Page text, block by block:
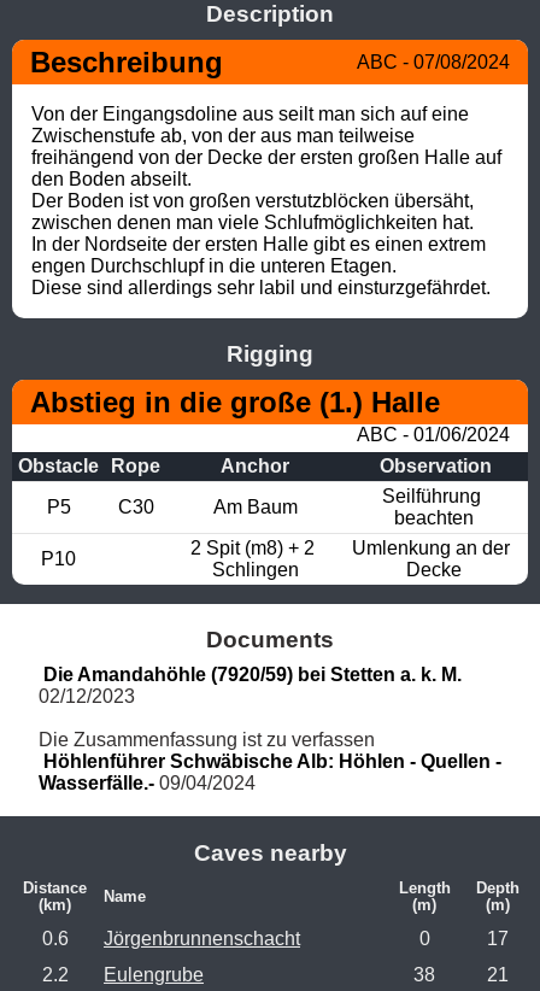
Description
Beschreibung ABC - 07/08/2024
Von der Eingangsdoline aus seilt man sich auf eine
Zwischenstufe ab, von der aus man teilweise
freihängend von der Decke der ersten großen Halle auf
den Boden abseilt.
Der Boden ist von großen verstutzblöcken übersäht,
zwischen denen man viele Schlufmöglichkeiten hat.
In der Nordseite der ersten Halle gibt es einen extrem
engen Durchschlupf in die unteren Etagen.
Diese sind allerdings sehr labil und einsturzgefährdet.
Rigging
Abstieg in die große (1.) Halle
ABC - 01/06/2024
Obstacle
Rope Anchor
Observation
P5
C30 Am Baum
Seilführung
beachten
P10
2 Spit (m8) + 2
Schlingen
Umlenkung an der
Decke
Documents
02/12/2023
Die Zusammenfassung ist zu verfassen
Höhlenführer Schwäbische Alb: Höhlen - Quellen -
Wasserfälle.- 09/04/2024
Caves nearby
Distance
(km)
Name
Length
(m)
Depth
(m)
0.6 Jörgenbrunnenschacht 0
17
2.2
Eulengrube 38 21